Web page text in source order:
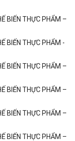
BIẾN THỰC PHẨM –
BIẾN THỰC PHẨM -
BIẾN THỰC PHẨM –
BIẾN THỰC PHẨM –
BIẾN THỰC PHẨM –
BIẾN THỰC PHẨM –